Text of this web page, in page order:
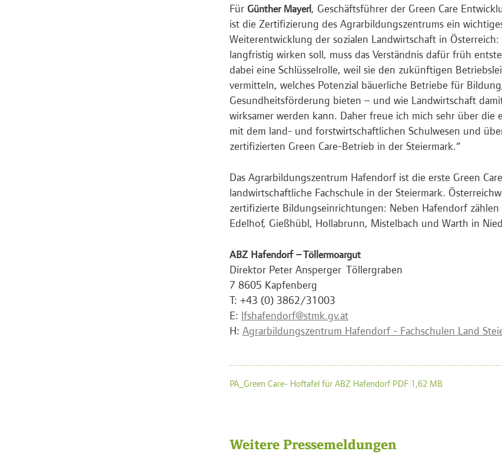
Für Günther Mayerl, Geschäftsführer der Green Care
ist die Zertifizierung des Agrarbildungszentrums ein
Weiterentwicklung der sozialen Landwirtschaft in Österreich:
langfristig wirken soll, muss das Verständnis dafür früh
dabei eine Schlüsselrolle, weil sie den zukünftigen
vermitteln, welches Potenzial bäuerliche Betriebe für
Gesundheitsförderung bieten – und wie Landwirtschaft
wirksamer werden kann. Daher freue ich mich sehr über die
mit dem land- und forstwirtschaftlichen Schulwesen und
zertifizierten Green Care-Betrieb in der Steiermark.“
Das Agrarbildungszentrum Hafendorf ist die erste Green
landwirtschaftliche Fachschule in der Steiermark.
zertifizierte Bildungseinrichtungen: Neben Hafendorf zählen
Edelhof, Gießhübl, Hollabrunn, Mistelbach und Warth in
ABZ Hafendorf – Töllermoargut
Direktor Peter Ansperger Töllergraben
7 8605 Kapfenberg
T: +43 (0) 3862/31003
E: lfshafendorf@stmk.gv.at
H: Agrarbildungszentrum Hafendorf - Fachschulen Land
PA_Green Care- Hoftafel für ABZ Hafendorf PDF 1,62 MB
Weitere Pressemeldungen